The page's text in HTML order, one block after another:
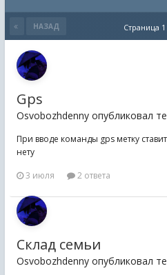
НАЗАД Страница 1
Gps
Osvobozhdenny опубликовал
При вводе команды gps метку
нету
3 июля
2 ответа
Склад семьи
Osvobozhdenny опубликовал